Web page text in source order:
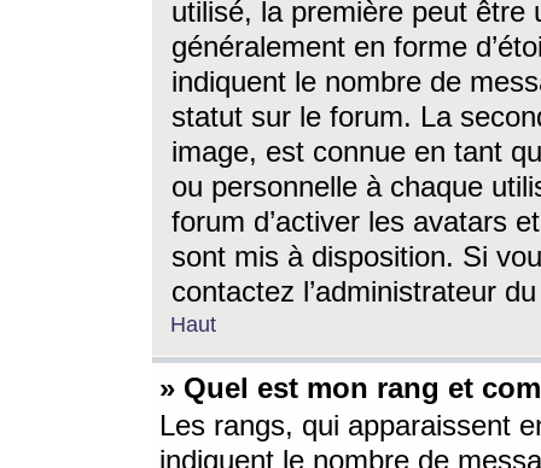
utilisé, la première peut être
généralement en forme
indiquent le nombre de
statut sur le forum. La
image, est connue en tant
ou personnelle à chaque
forum d’activer les avatars
sont mis à disposition. Si
contactez l’administrateur
Haut
» Quel est mon rang et
Les rangs, qui apparaissent
indiquent le nombre de